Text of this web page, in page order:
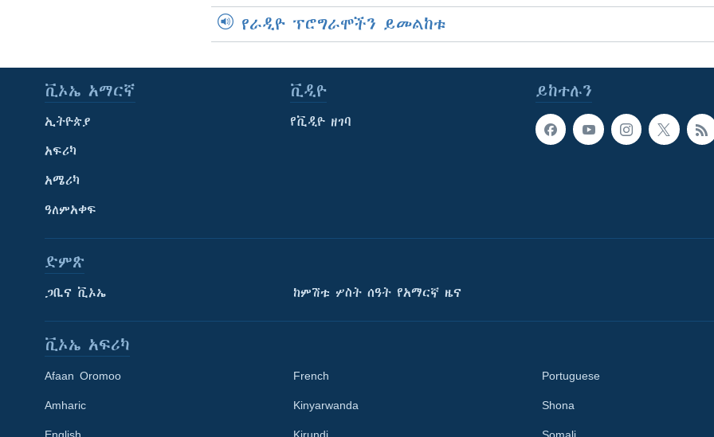
የራዲዮ ፕሮግራሞችን ይመልከቱ
ይከተሉን
ቪኦኤ አማርኛ
ኢትዮጵያ
አፍሪካ
አሜሪካ
ዓለምአቀፍ
ቪዲዮ
የቪዲዮ ዘገባ
ድምጽ
ጋቢና ቪኦኤ ከምሽቱ ሦስት ሰዓት የአማርኛ ዜና
ቪኦኤ አፍሪካ
Afaan Oromoo
Amharic
French
Kinyarwanda
Portuguese
Shona